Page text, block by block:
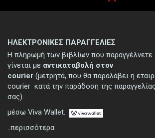
ΗΛΕΚΤΡΟΝΙΚΕΣ ΠΑΡΑΓΓΕΛΙΕΣ
Η πληρωμή των βιβλίων που παραγγέλνετε
γίνεται με αντικαταβολή στον
courier (μετρητά, που θα παραλάβει η
courier κατά την παράδοση της παραγγελίας
σας).
μέσω Viva Wallet.
..περισσότερα